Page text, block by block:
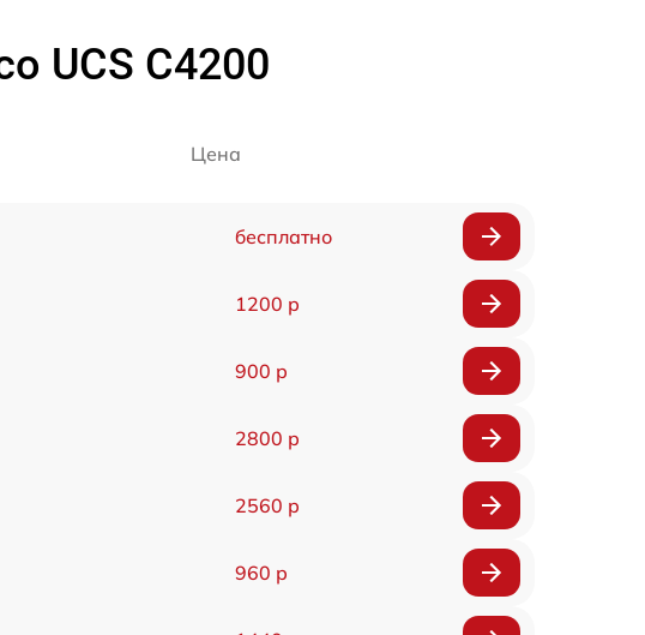
UCS C4200
Цена
бесплатно
1200 р
900 р
2800 р
2560 р
960 р